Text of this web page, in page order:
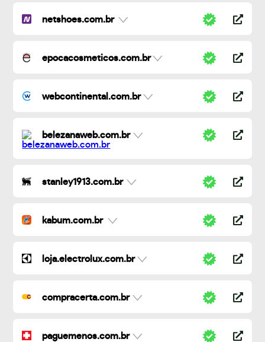
netshoes.com.br
epocacosmeticos.com.br
webcontinental.com.br
belezanaweb.com.br
stanley1913.com.br
kabum.com.br
loja.electrolux.com.br
compracerta.com.br
paguemenos.com.br